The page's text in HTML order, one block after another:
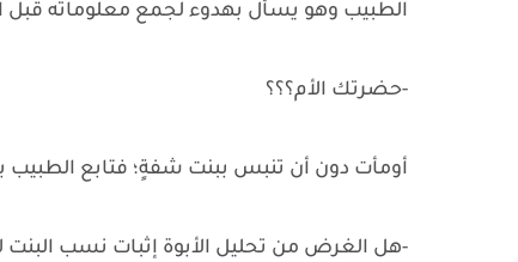
الطبيب وهو يسأل بهدوء لجمع معلوماته قبل
-حضرتك الأم؟؟؟
أومأت دون أن تنبس ببنت شفةٍ؛ فتابع الطبيب
-هل الغرض من تحليل الأبوة إثبات نسب